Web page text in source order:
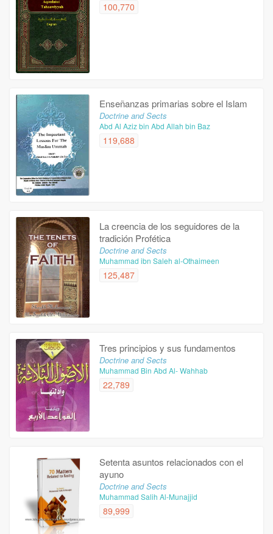
100,770
Enseñanzas primarias sobre el Islam
Doctrine and Sects
Abd Al Aziz bin Abd Allah bin Baz
119,688
La creencia de los seguidores de la
tradición Profética
Doctrine and Sects
Muhammad ibn Saleh al-Othaimeen
125,487
Tres principios y sus fundamentos
Doctrine and Sects
Muhammad Bin Abd Al- Wahhab
22,789
Setenta asuntos relacionados con el
ayuno
Doctrine and Sects
Muhammad Salih Al-Munajjid
89,999